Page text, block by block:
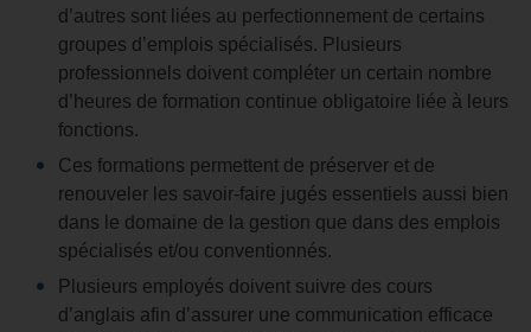
d’autres sont liées au perfectionnement de certains
groupes d’emplois spécialisés. Plusieurs
professionnels doivent compléter un certain nombre
d’heures de formation continue obligatoire liée à leurs
fonctions.
Ces formations permettent de préserver et de
renouveler les savoir-faire jugés essentiels aussi bien
dans le domaine de la gestion que dans des emplois
spécialisés et/ou conventionnés.
Plusieurs employés doivent suivre des cours
d’anglais afin d’assurer une communication efficace